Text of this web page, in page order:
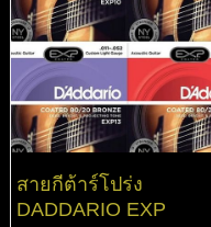
สายกีต้าร์โปร่ง
DADDARIO EXP